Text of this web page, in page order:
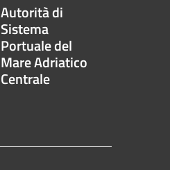
Autorità di
Sistema
Portuale del
Mare Adriatico
Centrale